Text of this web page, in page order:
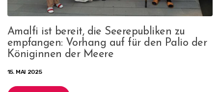
Amalfi ist bereit, die Seerepubliken zu
empfangen: Vorhang auf für den Palio der
Königinnen der Meere
15. MAI 2025